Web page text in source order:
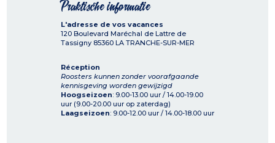
Praktische informatie
L'adresse de vos vacances
120 Boulevard Maréchal de Lattre de
Tassigny 85360 LA TRANCHE-SUR-MER
Réception
Roosters kunnen zonder voorafgaande
kennisgeving worden gewijzigd
Hoogseizoen: 9.00-13.00 uur / 14.00-19.00
uur (9.00-20.00 uur op zaterdag)
Laagseizoen: 9.00-12.00 uur / 14.00-18.00 uur